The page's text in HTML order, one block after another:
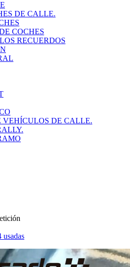
DE CALLE.
COCHES
RECUERDOS
VEHÍCULOS DE CALLE.